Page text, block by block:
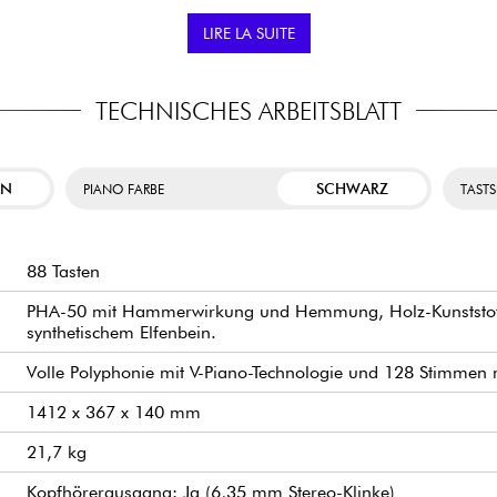
Sub-Ausgänge über 1/4-
(Sustainpedal
RD-Pianos.
Erlebnis, indem es Rolands
Palette moderner kreativer
und inspirierende
zwei vorinstallierten V-
und erweiterten
Musiker entwickelt
Lösung auf dem Markt.
LIRE LA SUITE
TECHNISCHES ARBEITSBLATT
PIANO FARBE SCHWARZ
88 Tasten
PHA-50 mit Hammerwirkung und Hemmung, Holz-
synthetischem Elfenbein.
Volle Polyphonie mit V-Piano-Technologie und 128 Stimmen
1412 x 367 x 140 mm
21,7 kg
Kopfhörerausgang: Ja (6,35 mm Stereo-Klinke)